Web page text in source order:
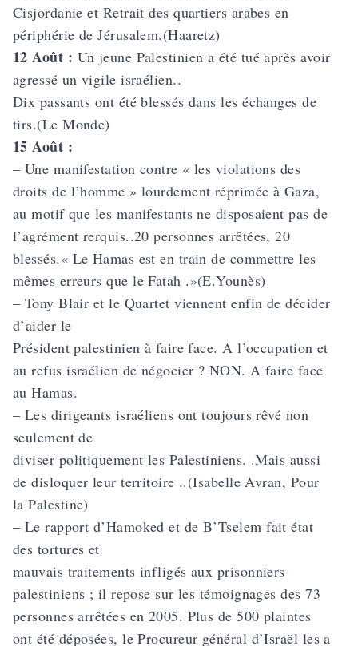
Cisjordanie et Retrait des quartiers arabes en
périphérie de Jérusalem.(Haaretz)
12 Août : Un jeune Palestinien a été tué après avoir
agressé un vigile israélien..
Dix passants ont été blessés dans les échanges de
tirs.(Le Monde)
15 Août :
– Une manifestation contre « les violations des
droits de l’homme » lourdement réprimée à Gaza,
au motif que les manifestants ne disposaient pas de
l’agrément rerquis..20 personnes arrêtées, 20
blessés.« Le Hamas est en train de commettre les
mêmes erreurs que le Fatah .»(E.Younès)
– Tony Blair et le Quartet viennent enfin de décider
d’aider le
Président palestinien à faire face. A l’occupation et
au refus israélien de négocier ? NON. A faire face
au Hamas.
– Les dirigeants israéliens ont toujours rêvé non
seulement de
diviser politiquement les Palestiniens. .Mais aussi
de disloquer leur territoire ..(Isabelle Avran, Pour
la Palestine)
– Le rapport d’Hamoked et de B’Tselem fait état
des tortures et
mauvais traitements infligés aux prisonniers
palestiniens ; il repose sur les témoignages des 73
personnes arrêtées en 2005. Plus de 500 plaintes
ont été déposées, le Procureur général d’Israël les a